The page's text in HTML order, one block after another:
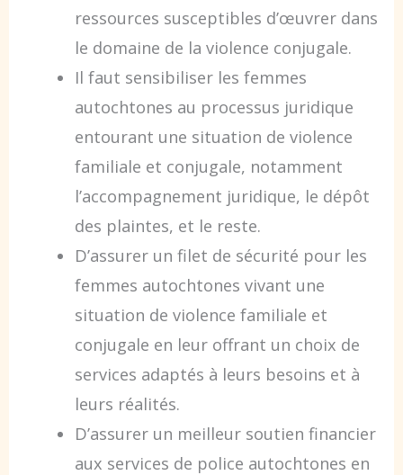
ressources susceptibles d’œuvrer dans
le domaine de la violence conjugale.
Il faut sensibiliser les femmes
autochtones au processus juridique
entourant une situation de violence
familiale et conjugale, notamment
l’accompagnement juridique, le dépôt
des plaintes, et le reste.
D’assurer un filet de sécurité pour les
femmes autochtones vivant une
situation de violence familiale et
conjugale en leur offrant un choix de
services adaptés à leurs besoins et à
leurs réalités.
D’assurer un meilleur soutien financier
aux services de police autochtones en